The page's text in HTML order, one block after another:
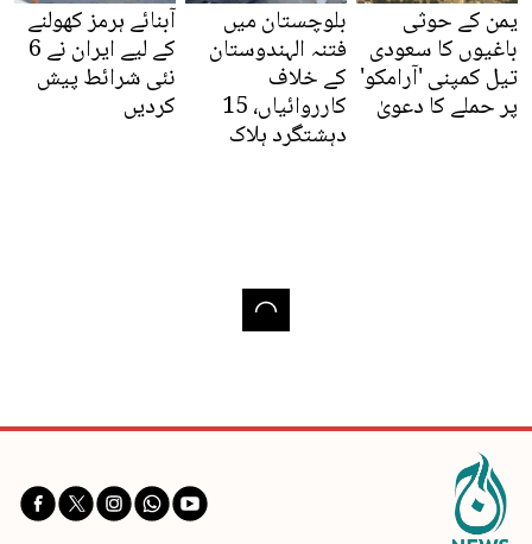
یمن کے حوثی
باغیوں کا سعودی
تیل کمپنی 'آرامکو'
پر حملے کا دعویٰ
بلوچستان میں
فتنہ الہندوستان
کے خلاف
کارروائیاں، 15
دہشتگرد ہلاک
آبنائے ہرمز کھولنے
کے لیے ایران نے 6
نئی شرائط پیش
کردیں